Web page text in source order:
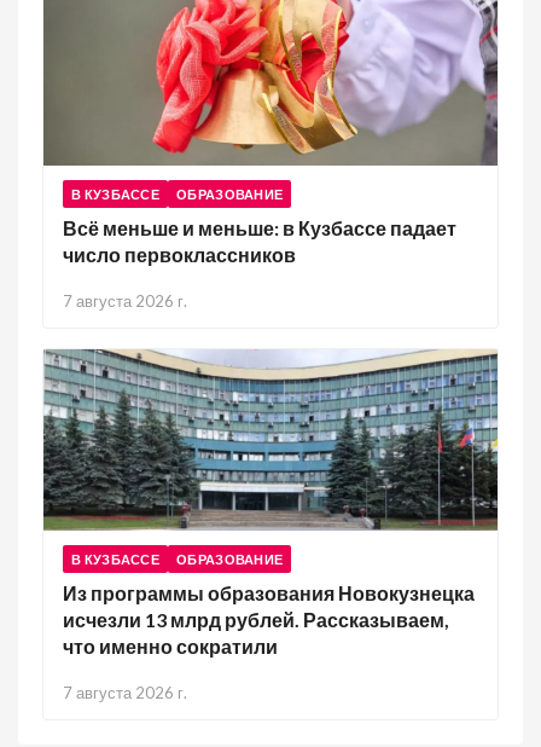
В КУЗБАССЕ ОБРАЗОВАНИЕ
Всё меньше и меньше: в Кузбассе падает
число первоклассников
7 августа 2026 г.
В КУЗБАССЕ ОБРАЗОВАНИЕ
Из программы образования Новокузнецка
исчезли 13 млрд рублей. Рассказываем,
что именно сократили
7 августа 2026 г.